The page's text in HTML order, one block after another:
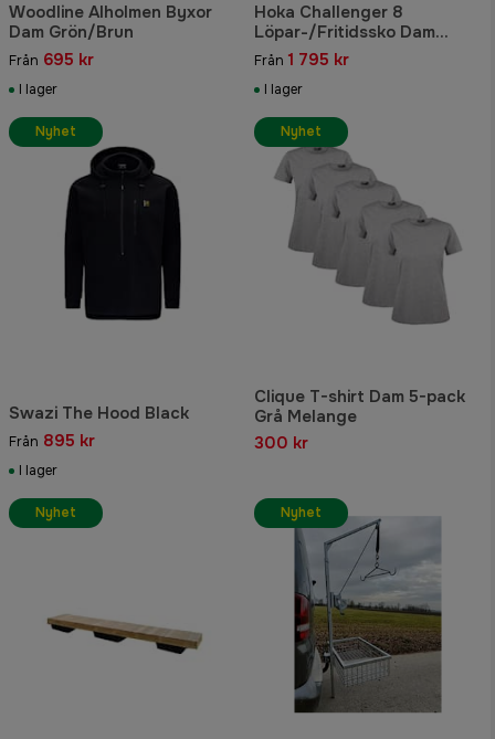
Woodline Alholmen Byxor
Dam Grön/Brun
Från 695 kr
I lager
Hoka Challenger 8
Löpar-/Fritidssko Dam
Svart/Pink Opal
Från 1 795 kr
I lager
Swazi The Hood Black
Från 895 kr
I lager
Nyhet
Clique T-shirt Dam 5-pack
Grå Melange
300 kr
Nyhet
Nyhet Nyhet